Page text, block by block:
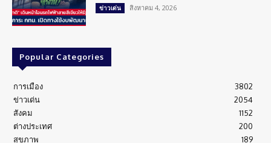
ข่าวเด่น สิงหาคม 4, 2026
Popular Categories
การเมือง
3802
ข่าวเด่น
2054
สังคม
1152
ต่างประเทศ
200
สุขภาพ
189